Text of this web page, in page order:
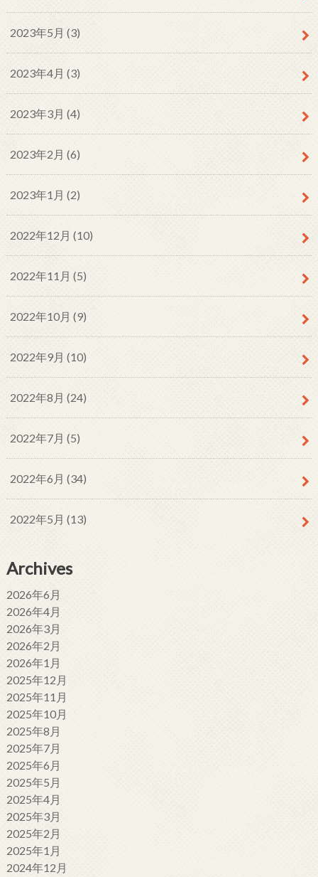
2023年5月 (3)
2023年4月 (3)
2023年3月 (4)
2023年2月 (6)
2023年1月 (2)
2022年12月 (10)
2022年11月 (5)
2022年10月 (9)
2022年9月 (10)
2022年8月 (24)
2022年7月 (5)
2022年6月 (34)
2022年5月 (13)
Archives
2026年6月
2026年4月
2026年3月
2026年2月
2026年1月
2025年12月
2025年11月
2025年10月
2025年8月
2025年7月
2025年6月
2025年5月
2025年4月
2025年3月
2025年2月
2025年1月
2024年12月